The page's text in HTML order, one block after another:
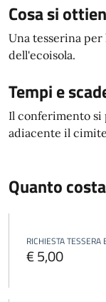
Cosa si
Una tesserina
dell'ecoisola.
Tempi e
Il conferimento si
adiacente il
Quanto costa
RICHIESTA TESSERA
€ 5,00